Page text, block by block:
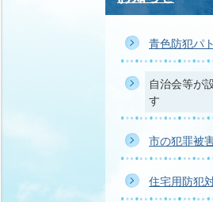
青色防犯パ
自治会等が
す
市の犯罪被
住宅用防犯